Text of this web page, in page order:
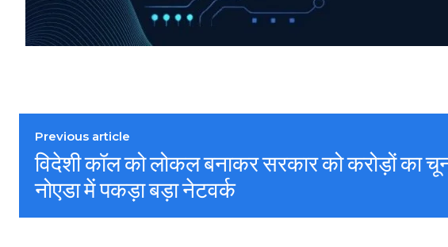
Previous article
विदेशी कॉल को लोकल बनाकर सरकार को करोड़ों का
नोएडा में पकड़ा बड़ा नेटवर्क